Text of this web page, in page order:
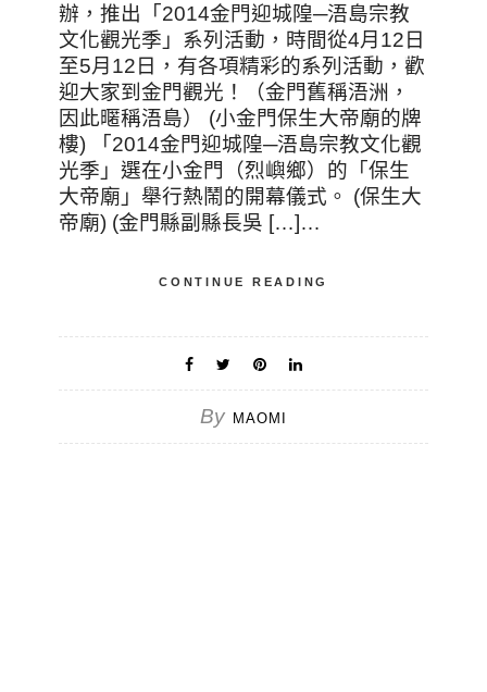
辦，推出「2014金門迎城隍─浯島宗教
文化觀光季」系列活動，時間從4月12日
至5月12日，有各項精彩的系列活動，歡
迎大家到金門觀光！（金門舊稱浯洲，
因此暱稱浯島） (小金門保生大帝廟的牌
樓) 「2014金門迎城隍─浯島宗教文化觀
光季」選在小金門（烈嶼鄉）的「保生
大帝廟」舉行熱鬧的開幕儀式。 (保生大
帝廟) (金門縣副縣長吳 […]…
CONTINUE READING
By MAOMI